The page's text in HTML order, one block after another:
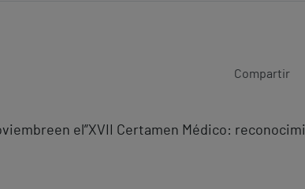
Compartir
en el”XVII Certamen Médico: